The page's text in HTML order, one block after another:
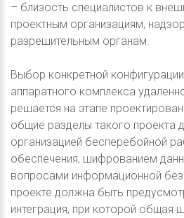
– близость специалистов к
проектным организациям,
разрешительным органам.
Выбор конкретной
аппаратного комплекса
решается на этапе
общие разделы такого проекта
организацией бесперебойной
обеспечения, шифрованием
вопросами информационной
проекте должна быть
интеграция, при которой общая